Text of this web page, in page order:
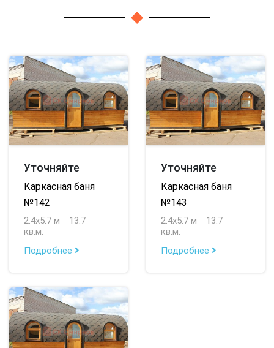
Уточняйте
Каркасная баня
№142
2.4х5.7 м
13.7
кв.м.
Подробнее
Уточняйте
Каркасная баня
№143
2.4х5.7 м
13.7
кв.м.
Подробнее